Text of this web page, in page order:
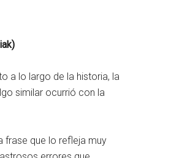
a lo largo de la historia, la
similar ocurrió con la
frase que lo refleja muy